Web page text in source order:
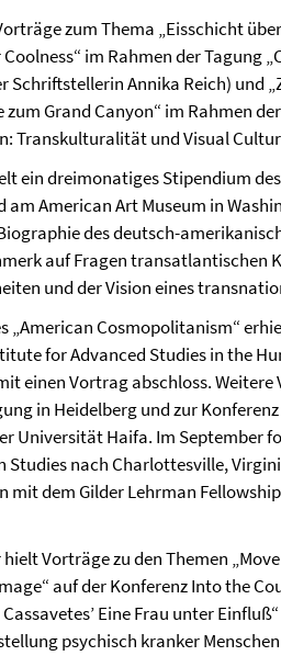
zum Thema „Eisschicht
im Rahmen der Tagung
Schriftstellerin Annika Reich) und
zum Grand Canyon“ im Rahmen
Transkulturalität und Visual
ein dreimonatiges Stipendium
American Art Museum in
des deutsch-
auf Fragen transatlantischen
und der Vision eines
„American Cosmopolitanism“
for Advanced Studies in the
einen Vortrag abschloss.
in Heidelberg und zur
Universität Haifa. Im September
Studies nach Charlottesville,
mit dem Gilder Lehrman
Vorträge zu den Themen
auf der Konferenz Into the
Eine Frau unter
psychisch kranker